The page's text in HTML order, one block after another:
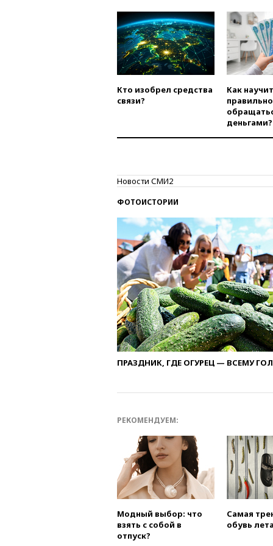
Кто изобрел средства
связи?
Как
правильно
деньгами?
Новости СМИ2
ФОТОИСТОРИИ
ПРАЗДНИК, ГДЕ ОГУРЕЦ — ВСЕМУ
РЕКОМЕНДУЕМ:
Модный выбор: что
взять с собой в
отпуск?
Самая
обувь